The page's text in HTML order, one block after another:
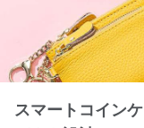
スマートコイン